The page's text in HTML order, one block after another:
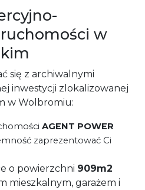
w
się z archiwalnymi
inwestycji zlokalizowanej
w Wolbromiu:
AGENT POWER
zaprezentować Ci
o powierzchni 909m2
mieszkalnym, garażem i